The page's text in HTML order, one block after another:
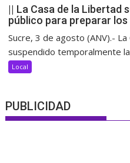
|| La Casa de la Libertad
público para preparar
Sucre, 3 de agosto (ANV).-
suspendido temporalmente la
Local
PUBLICIDAD